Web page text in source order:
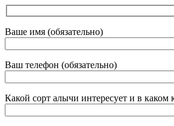
Ваше имя (обязательно)
Ваш телефон (обязательно)
Какой сорт алычи интересует и в каком